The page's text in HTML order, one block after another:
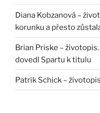
Diana Kobzanová –
korunku a přesto
Brian Priske –
dovedl Spartu k titulu
Patrik Schick –